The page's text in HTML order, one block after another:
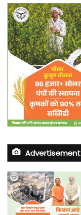
Advertisement